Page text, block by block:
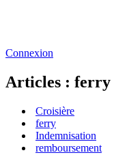
Connexion
Articles : ferry
Croisière
ferry
Indemnisation
remboursement